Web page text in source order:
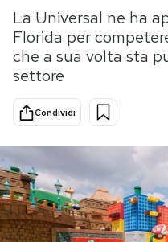
Tecnologia
Internet
Scienza
Cultura
Economia
PODCAST
La Universal ne ha
Florida per
che a sua volta sta
settore
Condividi